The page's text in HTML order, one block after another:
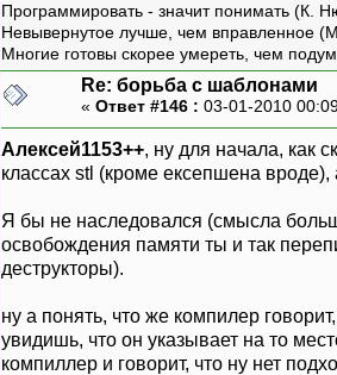
Программировать - значит понимать (К.
Невывернутое лучше, чем вправленное
Многие готовы скорее умереть, чем
Re: борьба с шаблонами
« Ответ #146 : 03-01-2010
Алексей1153++, ну для начала, как
классах stl (кроме ексепшена вроде),
Я бы не наследовался (смысла
освобождения памяти ты и так
деструкторы).
ну а понять, что же компилер
увидишь, что он указывает на то
компиллер и говорит, что ну нет